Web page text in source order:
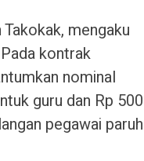
mengaku
kontrak
nominal
guru dan Rp 500
pegawai paruh